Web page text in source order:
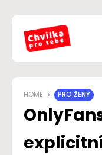
HOME PRO ŽENY